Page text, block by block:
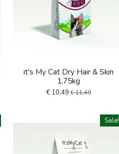
it's My Cat Dry Hair & Skin
1,75kg
€ 10,49 € 11,49
Sale!